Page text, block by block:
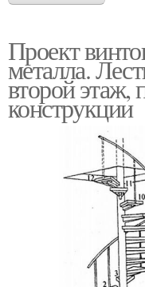
Проект
металла.
второй этаж,
конструкции